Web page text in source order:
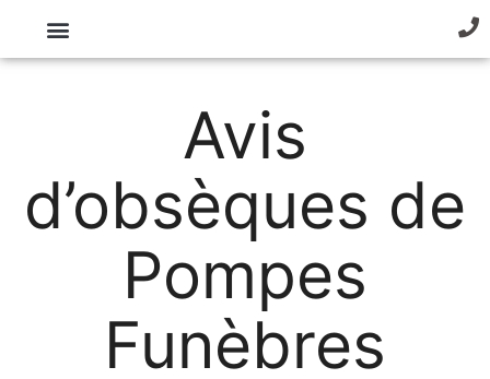
Avis
d’obsèques de
Pompes
Funèbres